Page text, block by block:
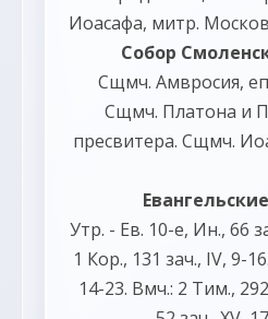
Иоасафа, митр.
Собор
Сщмч. Амвросия,
Сщмч. Платона и
пресвитера. Сщмч.
Утр. - Ев. 10-е, Ин., 66
1 Кор., 131 зач., IV, 9-16.
14-23. Вмч.: 2 Тим.,